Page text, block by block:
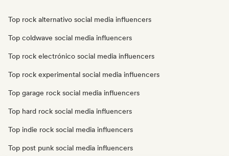
Top rock alternativo social media influencers
Top coldwave social media influencers
Top rock electrónico social media influencers
Top rock experimental social media influencers
Top garage rock social media influencers
Top hard rock social media influencers
Top indie rock social media influencers
Top post punk social media influencers